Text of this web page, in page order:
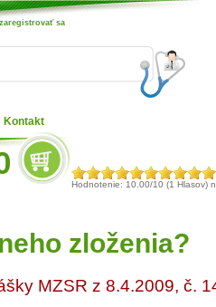
zaregistrovať sa
Kontakt
Hodnotenie: 10.00/10 (1 Hlasov)
zloženia?
MZSR z 8.4.2009, č.